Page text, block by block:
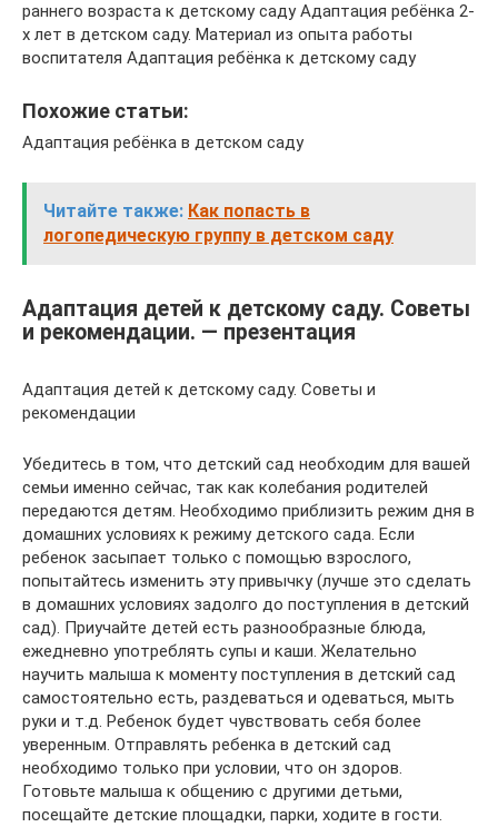
раннего возраста к детскому саду Адаптация ребёнка 2-
х лет в детском саду. Материал из опыта работы
воспитателя Адаптация ребёнка к детскому саду
Похожие статьи:
Адаптация ребёнка в детском саду
Читайте также: Как попасть в
логопедическую группу в детском саду
Адаптация детей к детскому саду. Советы
и рекомендации. — презентация
Адаптация детей к детскому саду. Советы и
рекомендации
Убедитесь в том, что детский сад необходим для вашей
семьи именно сейчас, так как колебания родителей
передаются детям. Необходимо приблизить режим дня в
домашних условиях к режиму детского сада. Если
ребенок засыпает только с помощью взрослого,
попытайтесь изменить эту привычку (лучше это сделать
в домашних условиях задолго до поступления в детский
сад). Приучайте детей есть разнообразные блюда,
ежедневно употреблять супы и каши. Желательно
научить малыша к моменту поступления в детский сад
самостоятельно есть, раздеваться и одеваться, мыть
руки и т.д. Ребенок будет чувствовать себя более
уверенным. Отправлять ребенка в детский сад
необходимо только при условии, что он здоров.
Готовьте малыша к общению с другими детьми,
посещайте детские площадки, парки, ходите в гости.